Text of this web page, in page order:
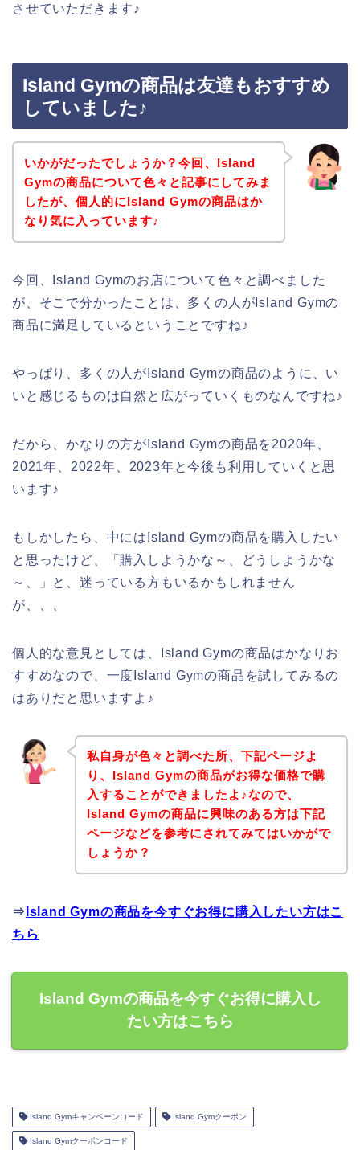
させていただきます♪
Island Gymの商品は友達もおすすめ
していました♪
いかがだったでしょうか？今回、Island
Gymの商品について色々と記事にしてみま
したが、個人的にIsland Gymの商品はか
なり気に入っています♪
今回、Island Gymのお店について色々と調べました
が、そこで分かったことは、多くの人がIsland Gymの
商品に満足しているということですね♪
やっぱり、多くの人がIsland Gymの商品のように、い
いと感じるものは自然と広がっていくものなんですね♪
だから、かなりの方がIsland Gymの商品を2020年、
2021年、2022年、2023年と今後も利用していくと思
います♪
もしかしたら、中にはIsland Gymの商品を購入したい
と思ったけど、「購入しようかな～、どうしようかな
～、」と、迷っている方もいるかもしれません
が、、、
個人的な意見としては、Island Gymの商品はかなりお
すすめなので、一度Island Gymの商品を試してみるの
はありだと思いますよ♪
私自身が色々と調べた所、下記ページよ
り、Island Gymの商品がお得な価格で購
入することができましたよ♪なので、
Island Gymの商品に興味のある方は下記
ページなどを参考にされてみてはいかがで
しょうか？
⇒ Island Gymの商品を今すぐお得に購入したい方はこ
ちら
Island Gymの商品を今すぐお得に購入し
たい方はこちら
Island Gymキャンペーンコード Island Gymクーポン
Island Gymクーポンコード